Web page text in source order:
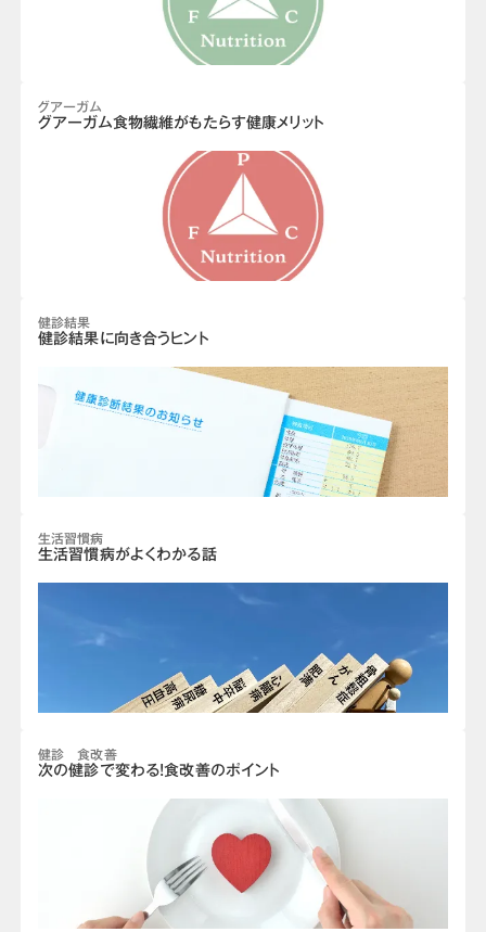
グアーガム
グアーガム食物繊維がもたらす健康メリット
健診結果
健診結果に向き合うヒント
生活習慣病
生活習慣病がよくわかる話
健診 食改善
次の健診で変わる!食改善のポイント